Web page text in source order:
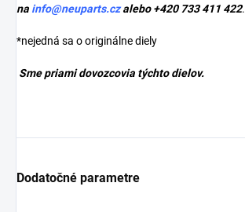
na info@neuparts.czalebo +420 733 411 422.
*nejedná sa o originálne diely
Sme priami dovozcovia týchto dielov.
Dodatočné parametre